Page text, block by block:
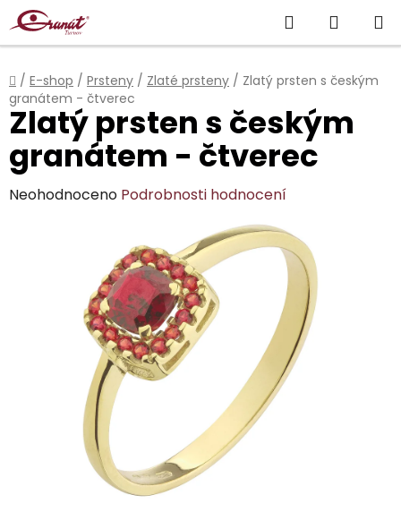
Přejít
na
obsah
Hledat
KOŠÍK
Domů
/ E-shop / Prsteny / Zlaté prsteny / Zlatý prsten s českým
granátem - čtverec
Zlatý prsten s českým
granátem - čtverec
Průměrné
Neohodnoceno Podrobnosti hodnocení